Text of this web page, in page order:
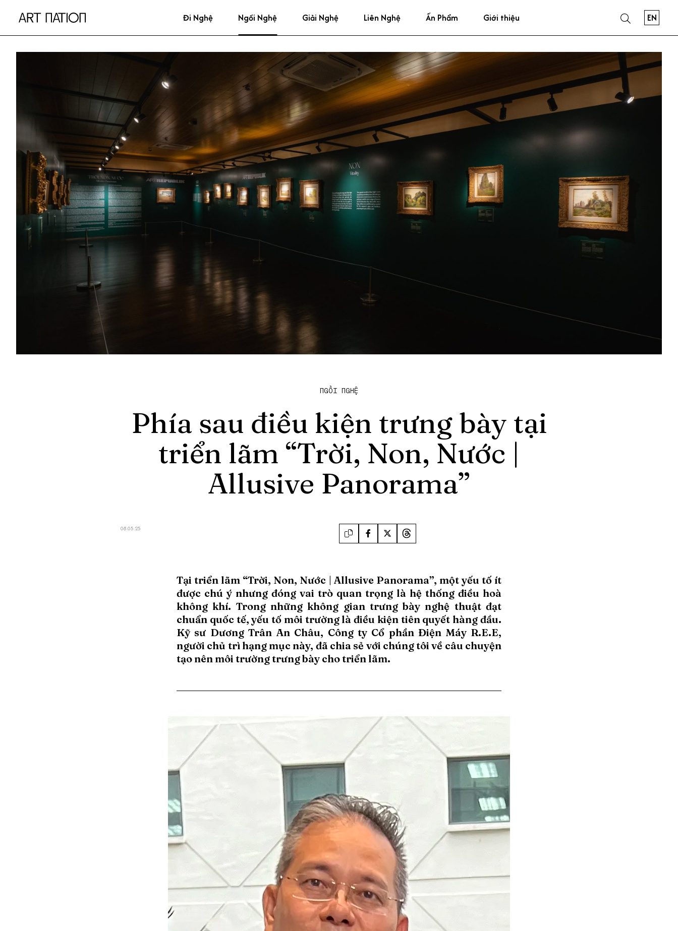
Đi Nghệ Ngồi Nghệ Giải Nghệ Liên Nghệ Ấn Phẩm Giới thiệu EN
NGỒI NGHỆ
Phía sau điều kiện trưng bày tại
triển lãm “Trời, Non, Nước |
Allusive Panorama”
08.05.25
Tại triển lãm “Trời, Non, Nước | Allusive Panorama”, một yếu tố ít
được chú ý nhưng đóng vai trò quan trọng là hệ thống điều hoà
không khí. Trong những không gian trưng bày nghệ thuật đạt
chuẩn quốc tế, yếu tố môi trường là điều kiện tiên quyết hàng đầu.
Kỹ sư Dương Trân An Châu, Công ty Cổ phần Điện Máy R.E.E,
người chủ trì hạng mục này, đã chia sẻ với chúng tôi về câu chuyện
tạo nên môi trường trưng bày cho triển lãm.